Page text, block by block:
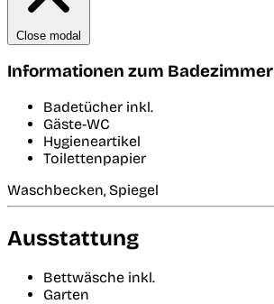
Close modal
Informationen zum Badezimmer
Badetücher inkl.
Gäste-WC
Hygieneartikel
Toilettenpapier
Waschbecken, Spiegel
Ausstattung
Bettwäsche inkl.
Garten